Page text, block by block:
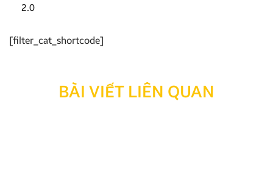
2.0
[filter_cat_shortcode]
BÀI VIẾT LIÊN QUAN